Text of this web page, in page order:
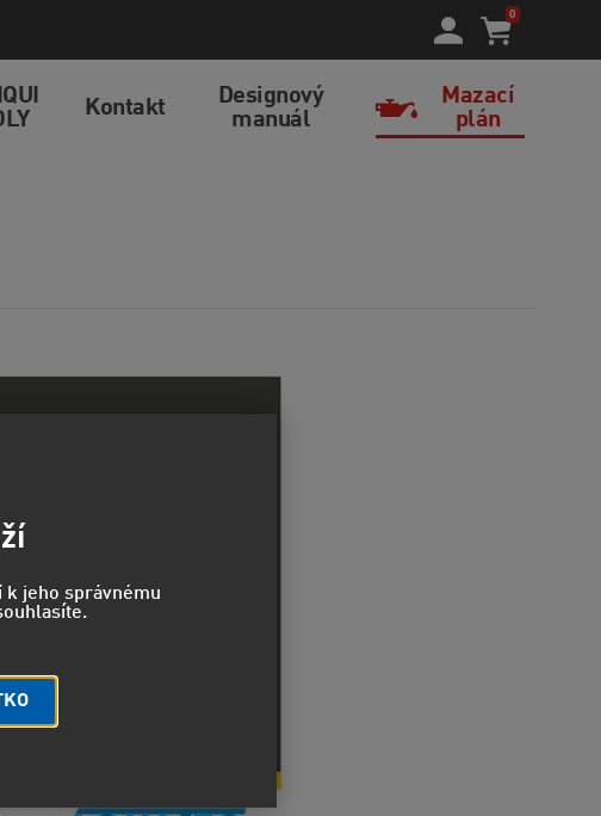
0
Kontakt
Designový
manuál
Mazací
plán
k jeho správnému